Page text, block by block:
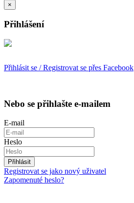
×
Přihlášení
Přihlásit se / Registrovat se přes Facebook
Nebo se přihlašte e-mailem
E-mail
Heslo
Přihlásit
Registrovat se jako nový uživatel
Zapomenuté heslo?